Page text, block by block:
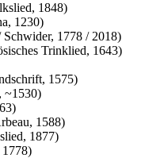
1848)
1230)
Schwider, 1778 / 2018)
Trinklied, 1643)
1575)
~1530)
1588)
1877)
1778)